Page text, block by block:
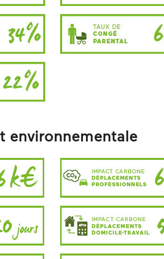
environnementale